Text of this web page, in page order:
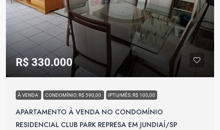
R$ 330.000
À VENDA CONDOMÍNIO: R$ 590,00 IPTU/MÊS: R$ 100,00
APARTAMENTO À VENDA NO CONDOMÍNIO
RESIDENCIAL CLUB PARK REPRESA EM JUNDIAÍ/SP